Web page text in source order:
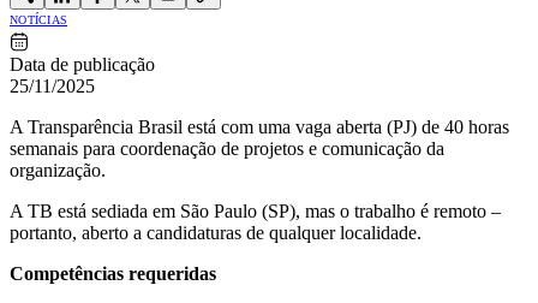
NOTÍCIAS
Data de publicação
25/11/2025
A Transparência Brasil está com uma vaga aberta (PJ) de 40 horas
semanais para coordenação de projetos e comunicação da
organização.
A TB está sediada em São Paulo (SP), mas o trabalho é remoto –
portanto, aberto a candidaturas de qualquer localidade.
Competências requeridas